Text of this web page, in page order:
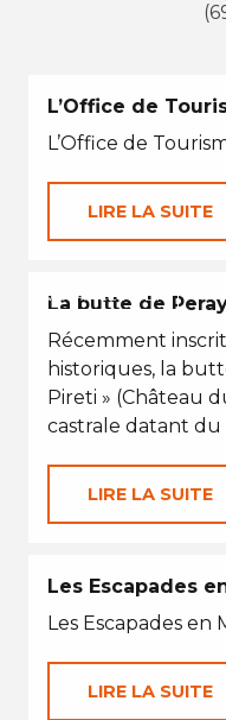
L’Office de
L’Office de
LIRE LA SUITE
VACANCES D'ÉTÉ
La butte de
Récemment
historiques, la
Pireti » (Château
castrale datant du
LIRE LA SUITE
Les Escapades
Les Escapades en
LIRE LA SUITE